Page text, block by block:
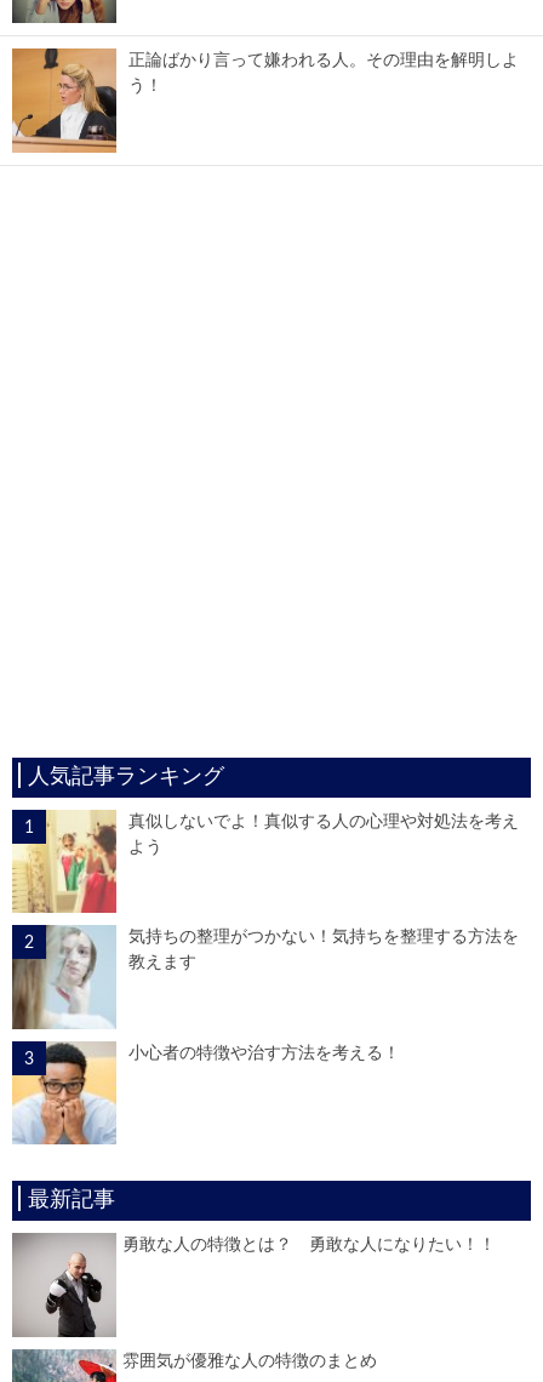
正論ばかり言って嫌われる人。その理由を解明しよ
う！
人気記事ランキング
真似しないでよ！真似する人の心理や対処法を考え
よう
気持ちの整理がつかない！気持ちを整理する方法を
教えます
小心者の特徴や治す方法を考える！
最新記事
勇敢な人の特徴とは？ 勇敢な人になりたい！！
雰囲気が優雅な人の特徴のまとめ